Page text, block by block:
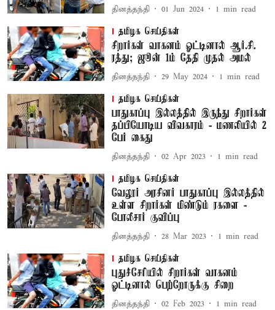
தினத்தந்தி 01 Jun 2024 1 min read
தமிழக செய்திகள்
சிறார்கள் வாகனம் ஓட்டினால் ஆர்.சி.
ரத்து; ஜூன் 1ம் தேதி முதல் அமல்
தினத்தந்தி 29 May 2024 1 min read
தமிழக செய்திகள்
பாதுகாப்பு இல்லத்தில் இருந்து சிறார்கள்
தப்பியோடிய விவகாரம் - மணலியில் 2
பேர் கைது
தினத்தந்தி 02 Apr 2023 1 min read
தமிழக செய்திகள்
வேலூர் அரசினர் பாதுகாப்பு இல்லத்தில்
உள்ள சிறார்கள் மிண்டும் ரகளை -
போலீசார் குவிப்பு
தினத்தந்தி 28 Mar 2023 1 min read
தமிழக செய்திகள்
புதுச்சேரியில் சிறார்கள் வாகனம்
ஓட்டினால் பெற்றோருக்கு சிறை
தினத்தந்தி 02 Feb 2023 1 min read